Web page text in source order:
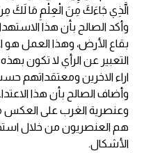
الَّذِي جَاءَكَ مِنَ الْعِلْمِ مَا لَكَ
وأكد الصالح بأن هذا
بقاع الأرض، وهذا العمل هو
التعبير عن الرأي لا تكون
اراء الاخرين ومعتقداتهم
وأضاف الصالح بأن هذا
وعنصرية الغرب على العكس
هم العنصريون من خلال
الأشكال.